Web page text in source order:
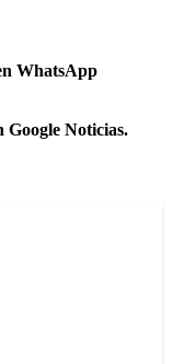
WhatsApp
Google Noticias.